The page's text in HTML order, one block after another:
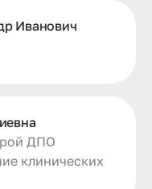
Иванович
ДПО
клинических